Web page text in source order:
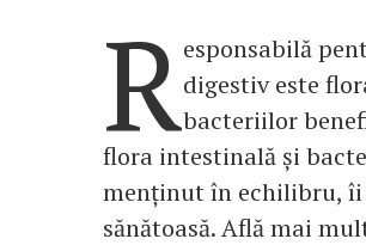
Responsabilă
digestiv este
bacteriilor
flora intestinală și
menținut în echilibru, îi
sănătoasă. Află mai